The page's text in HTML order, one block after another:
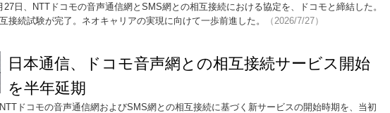
27日、NTTドコモの音声通信網とSMS網との相互接続における協定を、ドコモと締結した。
接続試験が完了。ネオキャリアの実現に向けて一歩前進した。
（2026/7/27）
日本通信、ドコモ音声網との相互接続サービス開始
を半年延期
ドコモの音声通信網およびSMS網との相互接続に基づく新サービスの開始時期を、当初